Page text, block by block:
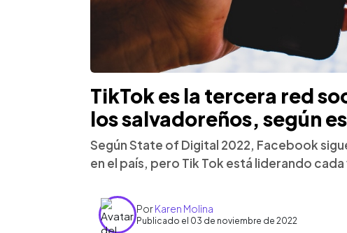
TikTok es la tercera red
los salvadoreños, según
Según State of Digital 2022, Facebook
en el país, pero Tik Tok está liderando
PorKaren Molina
Publicado el 03 de noviembre de 2022